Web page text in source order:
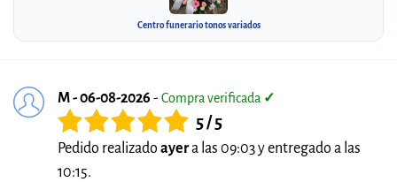
Centro funerario tonos variados
M - 06-08-2026 - Compra verificada ✓
5 / 5
Pedido realizado ayera las 09:03 y entregado a las
10:15.